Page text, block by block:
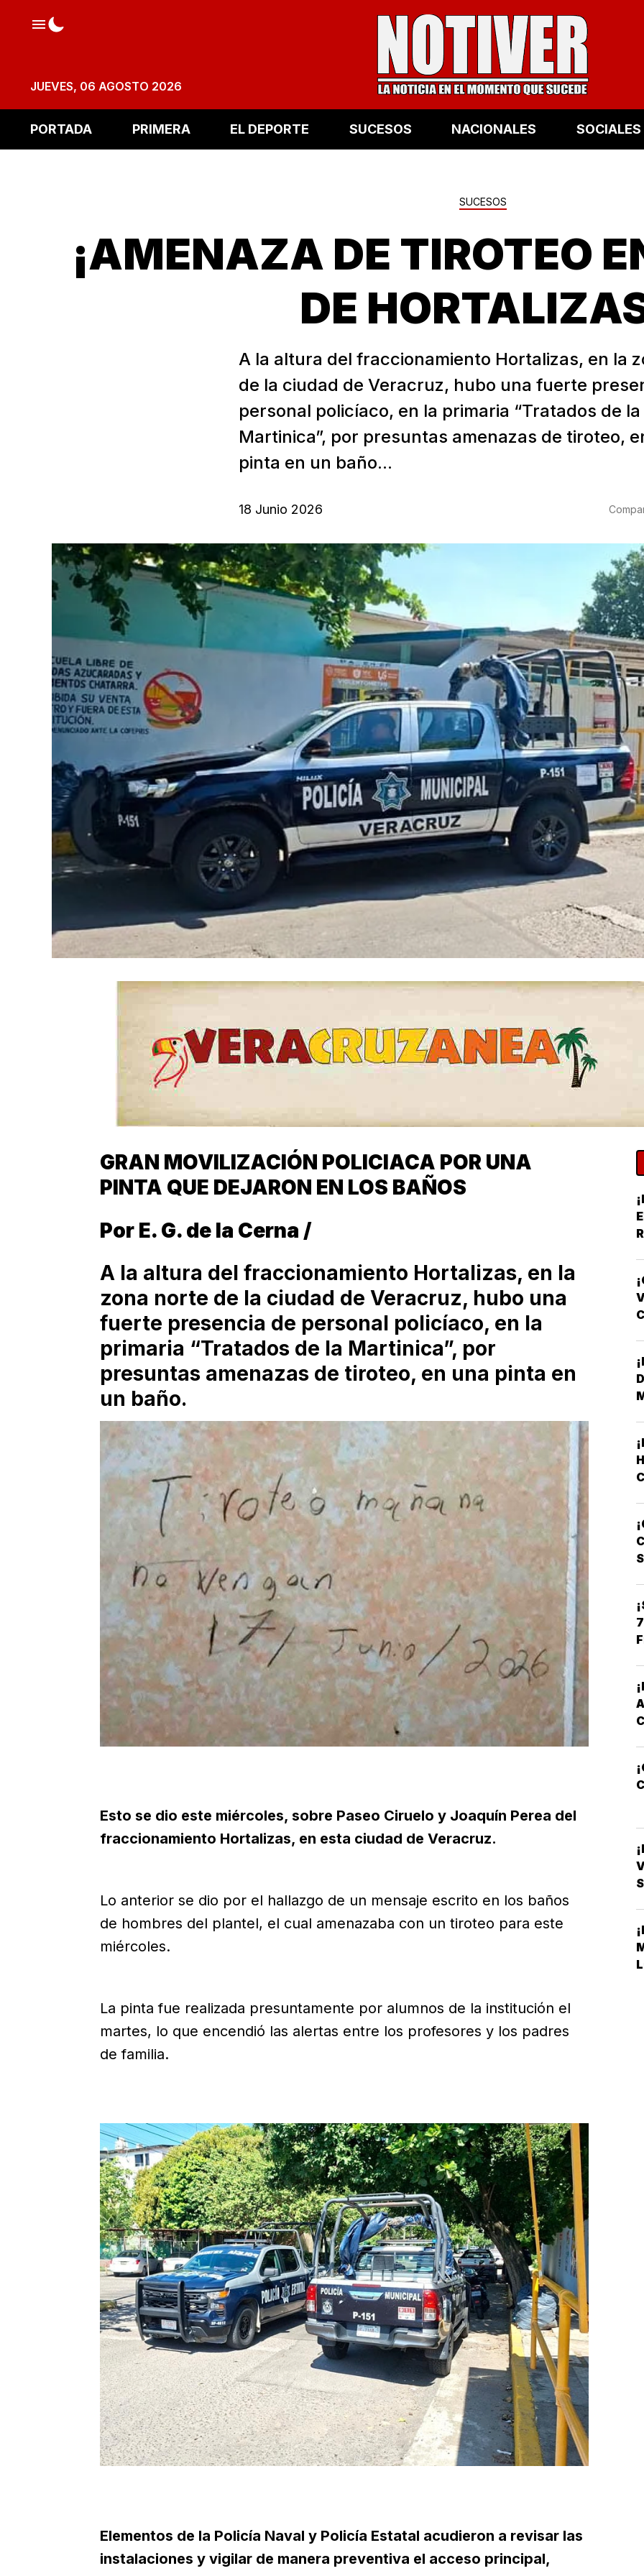
JUEVES, 06 AGOSTO 2026
PORTADA PRIMERA EL DEPORTE SUCESOS NACIONALES SOCIALES
SUCESOS
¡AMENAZA DE TIROTEO
DE
A la altura del fraccionamiento Hortalizas, en la
de la ciudad de Veracruz, hubo una fuerte
personal policíaco, en la primaria “Tratados de la
Martinica”, por presuntas amenazas de tiroteo,
pinta en un baño...
18 Junio 2026
GRAN MOVILIZACIÓN POLICIACA POR UNA
PINTA QUE DEJARON EN LOS BAÑOS
Por E. G. de la Cerna /
A la altura del fraccionamiento Hortalizas, en la
zona norte de la ciudad de Veracruz, hubo una
fuerte presencia de personal policíaco, en la
primaria “Tratados de la Martinica”, por
presuntas amenazas de tiroteo, en una pinta en
un baño.
Esto se dio este miércoles, sobre Paseo Ciruelo y Joaquín Perea del
fraccionamiento Hortalizas, en esta ciudad de Veracruz.
Lo anterior se dio por el hallazgo de un mensaje escrito en los baños
de hombres del plantel, el cual amenazaba con un tiroteo para este
miércoles.
La pinta fue realizada presuntamente por alumnos de la institución el
martes, lo que encendió las alertas entre los profesores y los padres
de familia.
Elementos de la Policía Naval y Policía Estatal acudieron a revisar las
instalaciones y vigilar de manera preventiva el acceso principal,